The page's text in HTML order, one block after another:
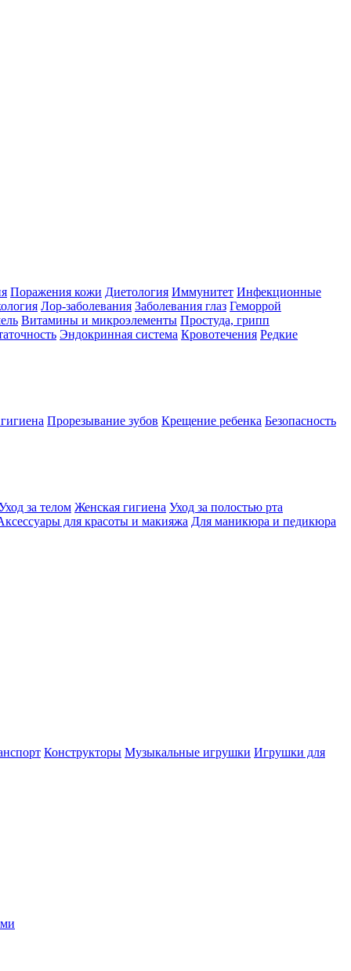
Поражения кожи Диетология Иммунитет Инфекционные
Лор-заболевания Заболевания глаз Геморрой
Витамины и микроэлементы Простуда, грипп
Эндокринная система Кровотечения Редкие
Прорезывание зубов Крещение ребенка Безопасность
за телом Женская гигиена Уход за полостью рта
для красоты и макияжа Для маникюра и педикюра
Конструкторы Музыкальные игрушки Игрушки для